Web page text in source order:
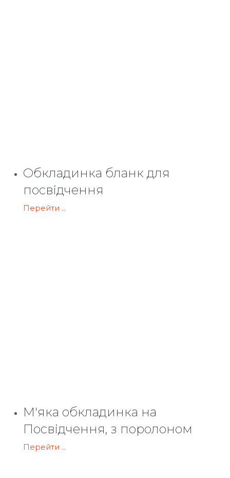
Обкладинка бланк для
посвідчення
Перейти ...
М'яка обкладинка на
Посвідчення, з поролоном
Перейти ...